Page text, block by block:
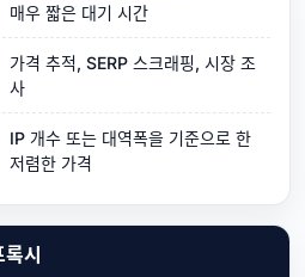
매우 짧은 대기 시간
가격 추적, SERP 스크래핑, 시장 조
사
IP 개수 또는 대역폭을 기준으로 한
저렴한 가격
시